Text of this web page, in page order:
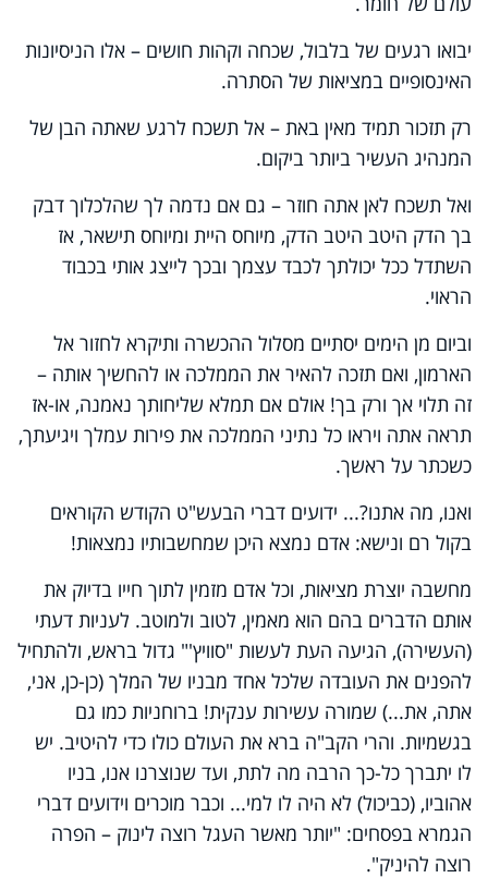
יבואו רגעים של בלבול, שכחה וקהות חושים – אלו הניסיונות
האינסופיים במציאות של הסתרה.
רק תזכור תמיד מאין באת – אל תשכח לרגע שאתה הבן של
המנהיג העשיר ביותר ביקום.
ואל תשכח לאן אתה חוזר – גם אם נדמה לך שהלכלוך דבק
בך הדק היטב היטב הדק, מיוחס היית ומיוחס תישאר, אז
השתדל ככל יכולתך לכבד עצמך ובכך לייצג אותי בכבוד
הראוי.
וביום מן הימים יסתיים מסלול ההכשרה ותיקרא לחזור אל
הארמון, ואם תזכה להאיר את הממלכה או להחשיך אותה –
זה תלוי אך ורק בך! אולם אם תמלא שליחותך נאמנה, או-אז
תראה אתה ויראו כל נתיני הממלכה את פירות עמלך ויגיעתך,
כשכתר על ראשך.
ואנו, מה אתנו?... ידועים דברי הבעש"ט הקודש הקוראים
בקול רם ונישא: אדם נמצא היכן שמחשבותיו נמצאות!
מחשבה יוצרת מציאות, וכל אדם מזמין לתוך חייו בדיוק את
אותם הדברים בהם הוא מאמין, לטוב ולמוטב. לעניות דעתי
(העשירה), הגיעה העת לעשות "סוויץ'" גדול בראש, ולהתחיל
להפנים את העובדה שלכל אחד מבניו של המלך (כן-כן, אני,
אתה, את...) שמורה עשירות ענקית! ברוחניות כמו גם
בגשמיות. והרי הקב"ה ברא את העולם כולו כדי להיטיב. יש
לו יתברך כל-כך הרבה מה לתת, ועד שנוצרנו אנו, בניו
אהוביו, (כביכול) לא היה לו למי... וכבר מוכרים וידועים דברי
הגמרא בפסחים: "יותר מאשר העגל רוצה לינוק – הפרה
רוצה להיניק".